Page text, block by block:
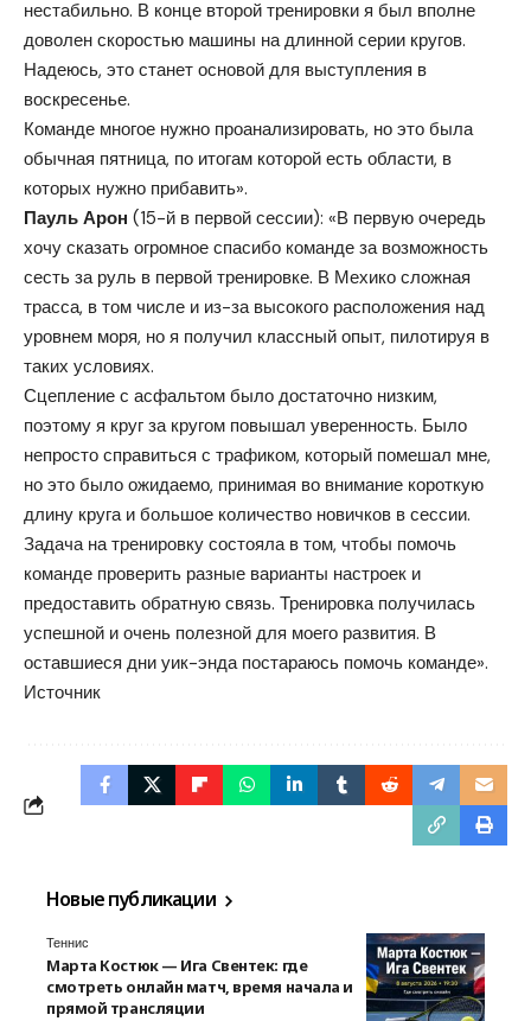
нестабильно. В конце второй тренировки я был вполне
доволен скоростью машины на длинной серии кругов.
Надеюсь, это станет основой для выступления в
воскресенье.
Команде многое нужно проанализировать, но это была
обычная пятница, по итогам которой есть области, в
которых нужно прибавить».
Пауль Арон (15-й в первой сессии): «В первую очередь
хочу сказать огромное спасибо команде за возможность
сесть за руль в первой тренировке. В Мехико сложная
трасса, в том числе и из-за высокого расположения над
уровнем моря, но я получил классный опыт, пилотируя в
таких условиях.
Сцепление с асфальтом было достаточно низким,
поэтому я круг за кругом повышал уверенность. Было
непросто справиться с трафиком, который помешал мне,
но это было ожидаемо, принимая во внимание короткую
длину круга и большое количество новичков в сессии.
Задача на тренировку состояла в том, чтобы помочь
команде проверить разные варианты настроек и
предоставить обратную связь. Тренировка получилась
успешной и очень полезной для моего развития. В
оставшиеся дни уик-энда постараюсь помочь команде».
Источник
Новые публикации
Теннис
Марта Костюк — Ига Свентек: где
смотреть онлайн матч, время начала и
прямой трансляции